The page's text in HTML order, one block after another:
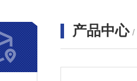
产品中心 /